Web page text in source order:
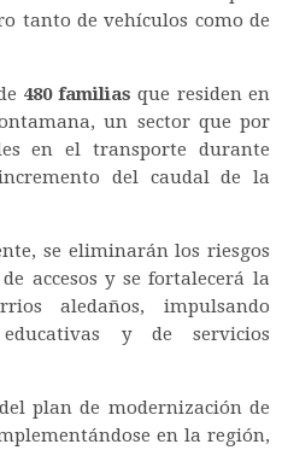
tanto de vehículos como de
480 familias que residen en
un sector que por
en el transporte durante
del caudal de la
se eliminarán los riesgos
accesos y se fortalecerá la
aledaños, impulsando
educativas y de servicios
plan de modernización de
en la región,